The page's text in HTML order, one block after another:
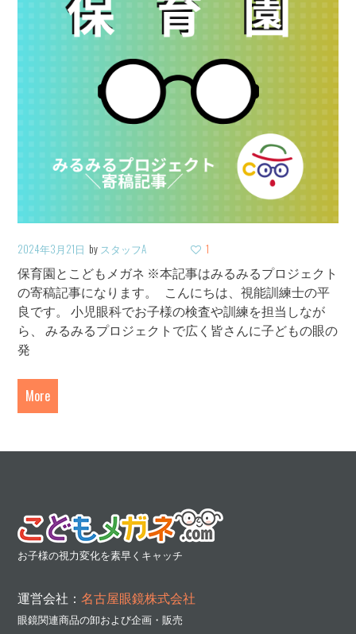
2024年3月21日 by スタッフA 1
保育園とこどもメガネ ※本記事はみるみるプロジェクト
の寄稿記事になります。 こんにちは、視能訓練士の平
良です。 小児眼科でお子様の検査や訓練を担当しなが
ら、 みるみるプロジェクトで広く皆さんに子どもの眼の
発
More
お子様の視力変化を素早くキャッチ
運営会社：名古屋眼鏡株式会社
眼鏡関連商品の卸および企画・販売